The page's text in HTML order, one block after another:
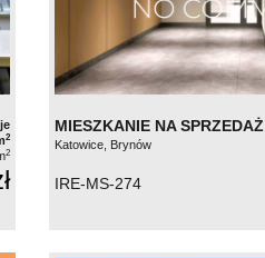
2
2
MIESZKANIE NA SPRZEDAŻ
Katowice, Brynów
IRE-MS-274